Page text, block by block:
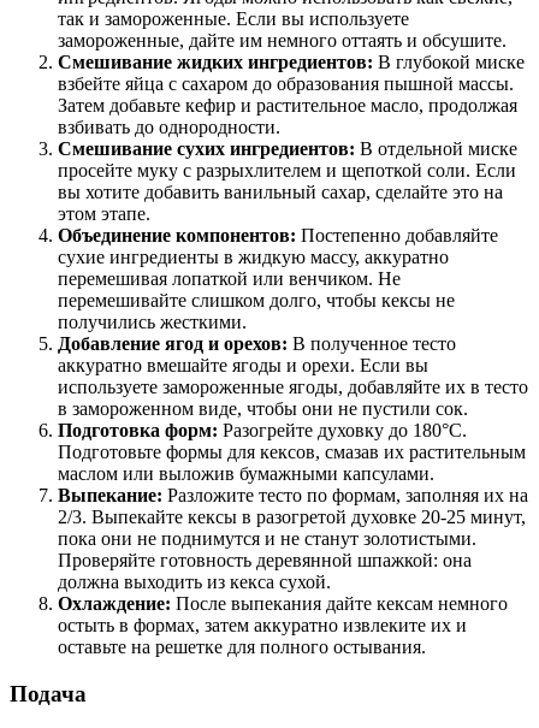
так и замороженные. Если вы используете
замороженные, дайте им немного оттаять и обсушите.
Смешивание жидких ингредиентов: В глубокой миске
взбейте яйца с сахаром до образования пышной массы.
Затем добавьте кефир и растительное масло, продолжая
взбивать до однородности.
Смешивание сухих ингредиентов: В отдельной миске
просейте муку с разрыхлителем и щепоткой соли. Если
вы хотите добавить ванильный сахар, сделайте это на
этом этапе.
Объединение компонентов: Постепенно добавляйте
сухие ингредиенты в жидкую массу, аккуратно
перемешивая лопаткой или венчиком. Не
перемешивайте слишком долго, чтобы кексы не
получились жесткими.
Добавление ягод и орехов: В полученное тесто
аккуратно вмешайте ягоды и орехи. Если вы
используете замороженные ягоды, добавляйте их в тесто
в замороженном виде, чтобы они не пустили сок.
Подготовка форм: Разогрейте духовку до 180°C.
Подготовьте формы для кексов, смазав их растительным
маслом или выложив бумажными капсулами.
Выпекание: Разложите тесто по формам, заполняя их на
2/3. Выпекайте кексы в разогретой духовке 20-25 минут,
пока они не поднимутся и не станут золотистыми.
Проверяйте готовность деревянной шпажкой: она
должна выходить из кекса сухой.
Охлаждение: После выпекания дайте кексам немного
остыть в формах, затем аккуратно извлеките их и
оставьте на решетке для полного остывания.
Подача